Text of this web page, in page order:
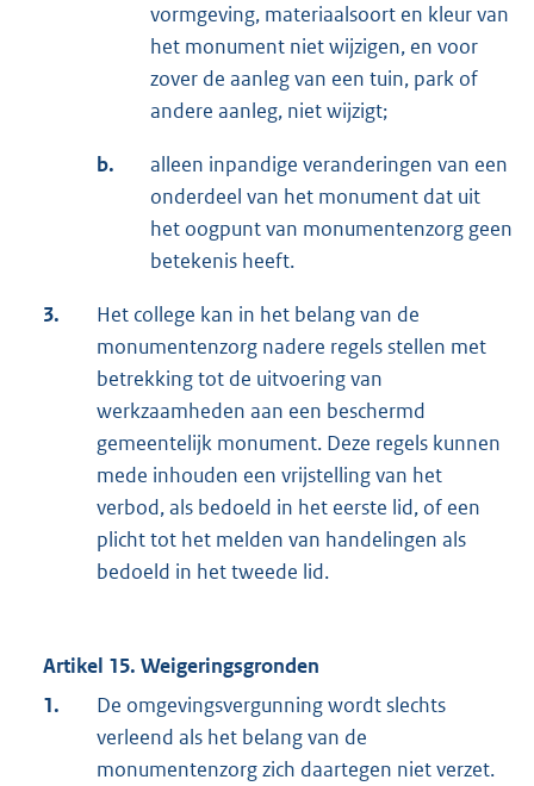
vormgeving, materiaalsoort en kleur van
het monument niet wijzigen, en voor
zover de aanleg van een tuin, park of
andere aanleg, niet wijzigt;
b.
alleen inpandige veranderingen van een
onderdeel van het monument dat uit
het oogpunt van monumentenzorg geen
betekenis heeft.
3.
Het college kan in het belang van de
monumentenzorg nadere regels stellen met
betrekking tot de uitvoering van
werkzaamheden aan een beschermd
gemeentelijk monument. Deze regels kunnen
mede inhouden een vrijstelling van het
verbod, als bedoeld in het eerste lid, of een
plicht tot het melden van handelingen als
bedoeld in het tweede lid.
Artikel 15. Weigeringsgronden
1.
De omgevingsvergunning wordt slechts
verleend als het belang van de
monumentenzorg zich daartegen niet verzet.